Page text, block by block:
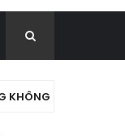
TIỀN NHƯ SÓI